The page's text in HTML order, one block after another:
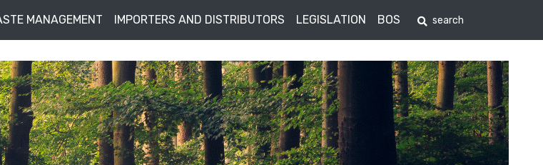
MANAGEMENT IMPORTERS AND DISTRIBUTORS LEGISLATION BOS